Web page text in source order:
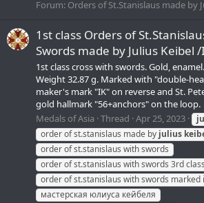
Forum: Orders of St.Stanislaus made by
1st class Orders of
Swords made by Julius Keibel
1st class cross with swords. Gold,
Weight 32.87 g. Marked with "double-
maker's mark "IK" on reverse and St.
gold hallmark "56+anchors" on the loop.
Medals of Asia Thread Apr 25, 2023
order of st.stanislaus made by julius
order of st.stanislaus with swords
order of st.stanislaus with swords 3rd class
order of st.stanislaus with swords marked
мастерская юлиуса кейбеля